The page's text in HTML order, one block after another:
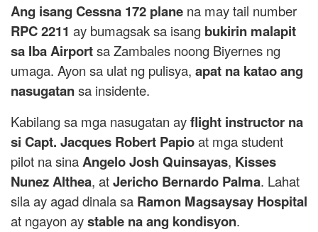
Ang isang Cessna 172 plane na may tail number
RPC 2211 ay bumagsak sa isang bukirin malapit
sa Iba Airportsa Zambales noong Biyernes ng
umaga. Ayon sa ulat ng pulisya, apat na katao ang
nasugatansa insidente.
Kabilang sa mga nasugatan ayflight instructor na
si Capt. Jacques Robert Papioat mga student
pilot na sinaAngelo Josh Quinsayas, Kisses
Nunez Althea, atJericho Bernardo Palma. Lahat
sila ay agad dinala sa Ramon Magsaysay Hospital
at ngayon aystable na ang kondisyon.